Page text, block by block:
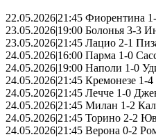
22.05.2026|21:45 Фиорентина
23.05.2026|19:00 Болонья 3-3
23.05.2026|21:45 Лацио 2-1
24.05.2026|16:00 Парма 1-0
24.05.2026|19:00 Наполи 1-0
24.05.2026|21:45 Кремонезе 1-
24.05.2026|21:45 Лечче 1-0
24.05.2026|21:45 Милан 1-2
24.05.2026|21:45 Торино 2-2
24.05.2026|21:45 Верона 0-2